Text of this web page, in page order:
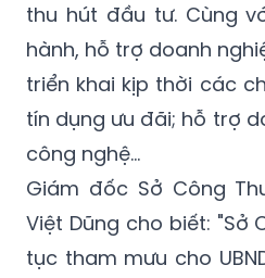
thu hút đầu tư. Cùng
hành, hỗ trợ doanh
triển khai kịp thời các
tín dụng ưu đãi; hỗ trợ
công nghệ...
Giám đốc Sở Công
Việt Dũng cho biết: "Sở
tục tham mưu cho